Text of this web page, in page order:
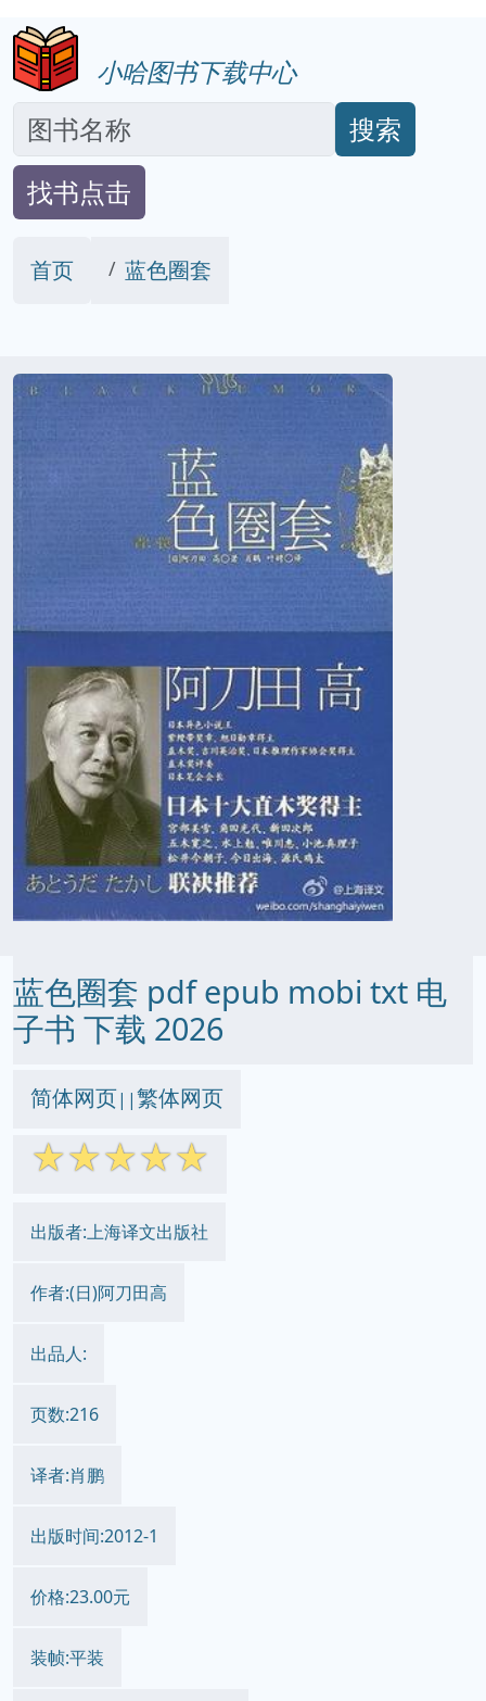
小哈图书下载中心
搜索
找书点击
首页 蓝色圈套
蓝色圈套 pdf epub mobi txt 电
子书 下载 2026
简体网页||繁体网页
☆☆☆☆☆
出版者:上海译文出版社
作者:(日)阿刀田高
出品人:
页数:216
译者:肖鹏
出版时间:2012-1
价格:23.00元
装帧:平装